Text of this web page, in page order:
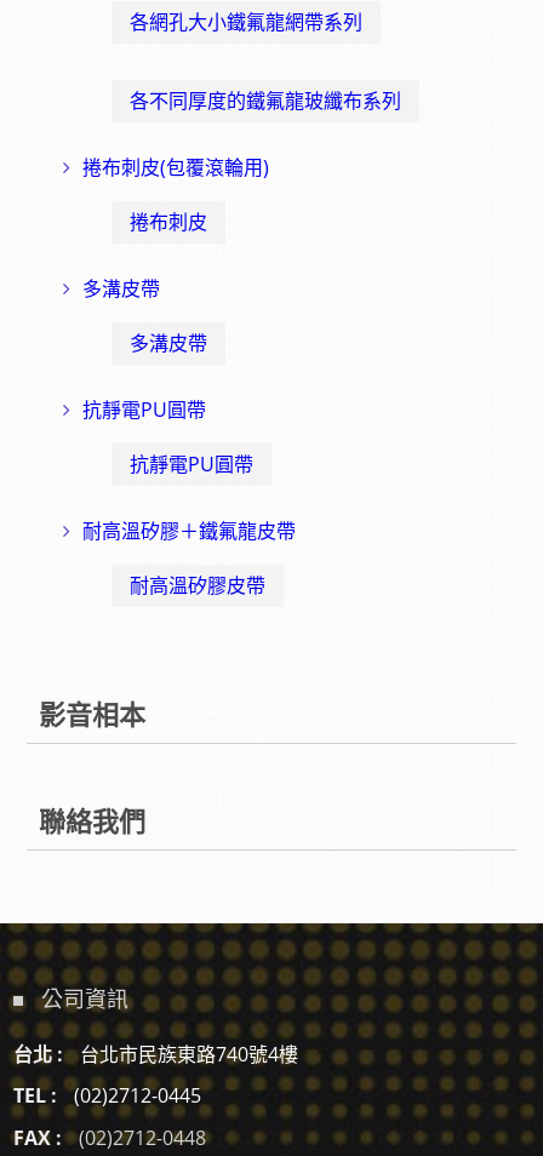
各網孔大小鐵氟龍網帶系列
各不同厚度的鐵氟龍玻纖布系列
捲布刺皮(包覆滾輪用)
捲布刺皮
多溝皮帶
多溝皮帶
抗靜電PU圓帶
抗靜電PU圓帶
耐高溫矽膠＋鐵氟龍皮帶
耐高溫矽膠皮帶
影音相本
聯絡我們
公司資訊
台北 : 台北市民族東路740號4樓
TEL :
(02)2712-0445
FAX : (02)2712-0448